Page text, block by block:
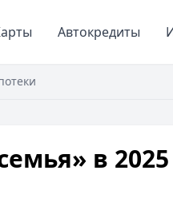
Автокредиты
в